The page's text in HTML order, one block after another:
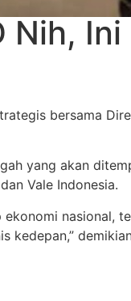
Ini
bersama
yang akan
Vale Indonesia.
nasional,